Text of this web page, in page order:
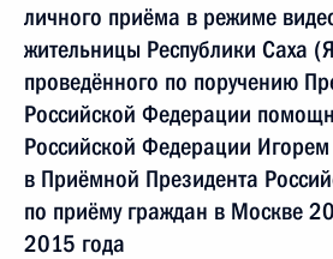
личного приёма в режиме
жительницы Республики Саха
проведённого по поручению
Российской Федерации
Российской Федерации
в Приёмной Президента
по приёму граждан в Москве
2015 года